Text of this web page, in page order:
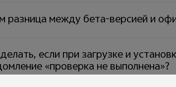
разница между бета-версией и
если при загрузке и
«проверка не выполнена»?